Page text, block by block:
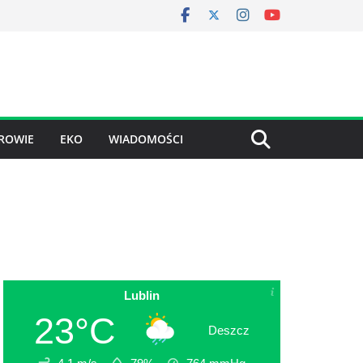
EKO WIADOMOŚCI
Lublin
23°C Deszcz